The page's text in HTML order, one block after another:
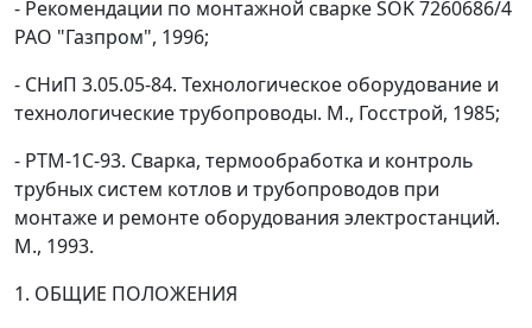
- Рекомендации по монтажной сварке SOK 7260686/4
РАО "Газпром", 1996;
- СНиП 3.05.05-84. Технологическое оборудование и
технологические трубопроводы. М., Госстрой, 1985;
- РТМ-1С-93. Сварка, термообработка и контроль
трубных систем котлов и трубопроводов при
монтаже и ремонте оборудования электростанций.
М., 1993.
1. ОБЩИЕ ПОЛОЖЕНИЯ